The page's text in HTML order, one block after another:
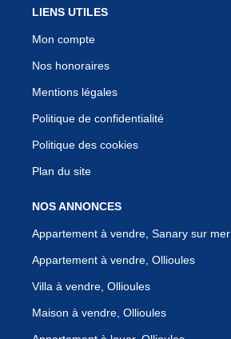
LIENS UTILES
Mon compte
Nos honoraires
Mentions légales
Politique de confidentialité
Politique des cookies
Plan du site
NOS ANNONCES
Appartement à vendre, Sanary sur mer
Appartement à vendre, Ollioules
Villa à vendre, Ollioules
Maison à vendre, Ollioules